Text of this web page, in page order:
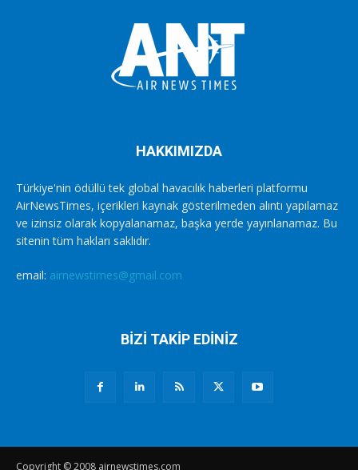
HAKKIMIZDA
Türkiye'nin ödüllü tek global havacılık haberleri platformu
AirNewsTimes, içerikleri kaynak gösterilmeden alıntı yapılamaz
ve izinsiz olarak kopyalanamaz, başka yerde yayınlanamaz. Bu
sitenin tüm hakları saklıdır.
email: airnewstimes@gmail.com
BİZİ TAKİP EDİNİZ
Copyright © 2008 airnewstimes.com